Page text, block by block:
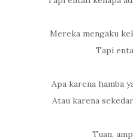
Mereka mengaku
Tapi
Apa karena hamba
Atau karena
Tuan,